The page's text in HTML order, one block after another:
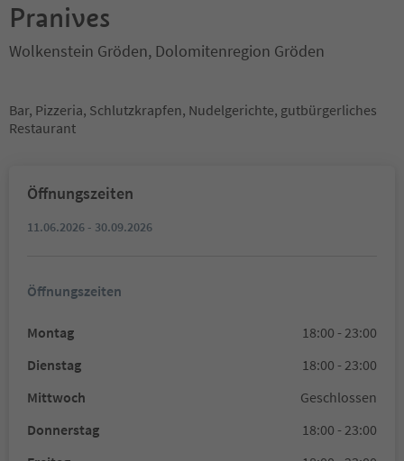
Pranives
Wolkenstein Gröden, Dolomitenregion Gröden
Bar, Pizzeria, Schlutzkrapfen, Nudelgerichte, gutbürgerliches
Restaurant
Öffnungszeiten
11.06.2026 - 30.09.2026
Öffnungszeiten
Montag
18:00 - 23:00
Dienstag
18:00 - 23:00
Mittwoch
Geschlossen
Donnerstag
18:00 - 23:00